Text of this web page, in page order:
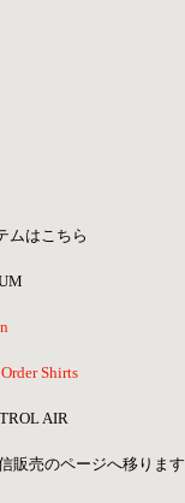
ムはこちら
Shirts
AIR
販売のページへ移ります